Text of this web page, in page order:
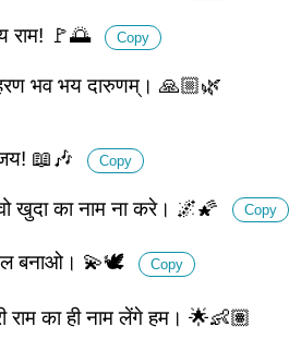
राम! 🚩🌅 Copy
भव भय दारुणम्। 🙏🏼🌿
📖🎶 Copy
खुदा का नाम ना करे। 🌌🌠 Copy
बनाओ। 💫🕊️ Copy
का ही नाम लेंगे हम। 🌟👶🏽